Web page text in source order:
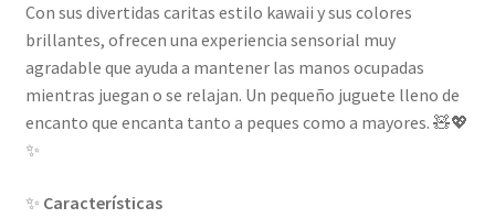
Con sus divertidas caritas estilo kawaii y sus colores
brillantes, ofrecen una experiencia sensorial muy
agradable que ayuda a mantener las manos ocupadas
mientras juegan o se relajan. Un pequeño juguete lleno de
encanto que encanta tanto a peques como a mayores. 🧸💖
✨
✨ Características